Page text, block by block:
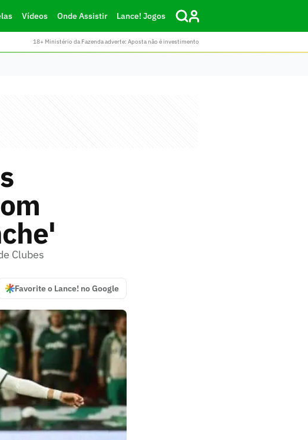
Vídeos Onde Assistir Lance! Jogos
18+ Ministério da Fazenda adverte: Aposta não é investimento
Clubes
Favorite o Lance! no Google